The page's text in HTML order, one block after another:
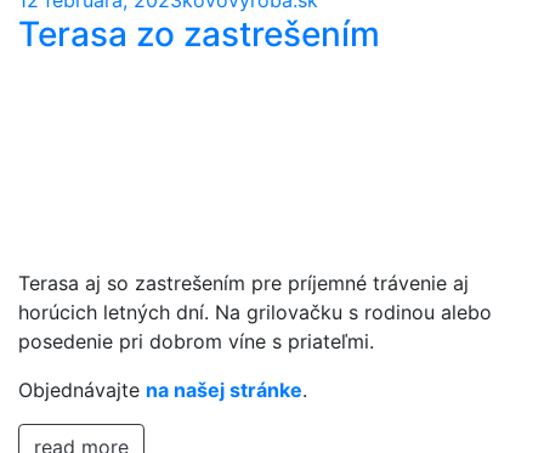
Terasa zo zastrešením
Terasa aj so zastrešením pre príjemné trávenie aj
horúcich letných dní. Na grilovačku s rodinou alebo
posedenie pri dobrom víne s priateľmi.
Objednávajte na našej stránke.
read more